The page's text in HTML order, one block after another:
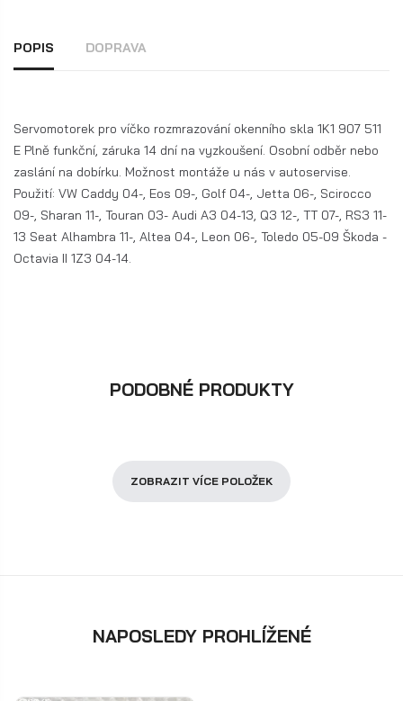
POPIS DOPRAVA
Servomotorek pro víčko rozmrazování okenního skla 1K1 907 511
E Plně funkční, záruka 14 dní na vyzkoušení. Osobní odběr nebo
zaslání na dobírku. Možnost montáže u nás v autoservise.
Použití: VW Caddy 04-, Eos 09-, Golf 04-, Jetta 06-, Scirocco
09-, Sharan 11-, Touran 03- Audi A3 04-13, Q3 12-, TT 07-, RS3 11-
13 Seat Alhambra 11-, Altea 04-, Leon 06-, Toledo 05-09 Škoda -
Octavia II 1Z3 04-14.
PODOBNÉ PRODUKTY
ZOBRAZIT VÍCE POLOŽEK
NAPOSLEDY PROHLÍŽENÉ